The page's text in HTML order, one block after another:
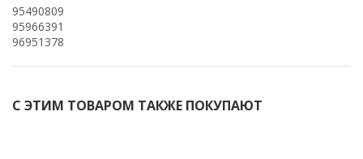
95490809
95966391
96951378
С ЭТИМ ТОВАРОМ ТАКЖЕ ПОКУПАЮТ